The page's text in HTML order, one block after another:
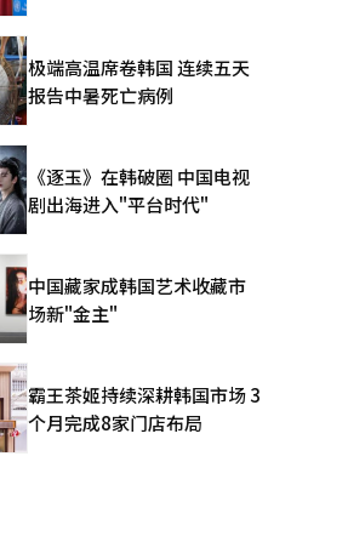
极端高温席卷韩国 连续五天
报告中暑死亡病例
《逐玉》在韩破圈 中国电视
剧出海进入"平台时代"
中国藏家成韩国艺术收藏市
场新"金主"
霸王茶姬持续深耕韩国市场 3
个月完成8家门店布局